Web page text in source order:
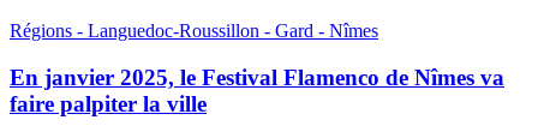
Régions - Languedoc-Roussillon - Gard - Nîmes
En janvier 2025, le Festival Flamenco de Nîmes va
faire palpiter la ville